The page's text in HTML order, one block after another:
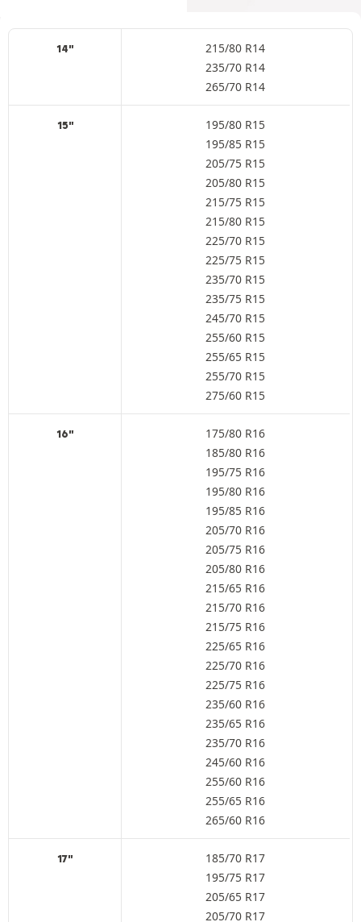
14"
215/80 R14
235/70 R14
265/70 R14
15"
195/80 R15
195/85 R15
205/75 R15
205/80 R15
215/75 R15
215/80 R15
225/70 R15
225/75 R15
235/70 R15
235/75 R15
245/70 R15
255/60 R15
255/65 R15
255/70 R15
275/60 R15
16"
175/80 R16
185/80 R16
195/75 R16
195/80 R16
195/85 R16
205/70 R16
205/75 R16
205/80 R16
215/65 R16
215/70 R16
215/75 R16
225/65 R16
225/70 R16
225/75 R16
235/60 R16
235/65 R16
235/70 R16
245/60 R16
255/60 R16
255/65 R16
265/60 R16
17"
185/70 R17
195/75 R17
205/65 R17
205/70 R17